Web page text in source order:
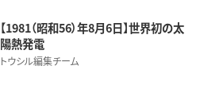
【1981（昭和56）年8月6日】世界初の太
陽熱発電
トウシル編集チーム